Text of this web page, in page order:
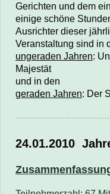
Gerichten und dem
einige schöne
Ausrichter dieser
Veranstaltung sind in
ungeraden Jahren:
Majestät
und in den
geraden Jahren: Der
24.01.2010